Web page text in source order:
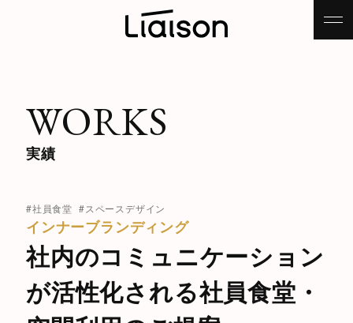
WORKS
実績
#社員食堂 #スペースデザイン
インナーブランディング
社内のコミュニケーション
が活性化される社員食堂・